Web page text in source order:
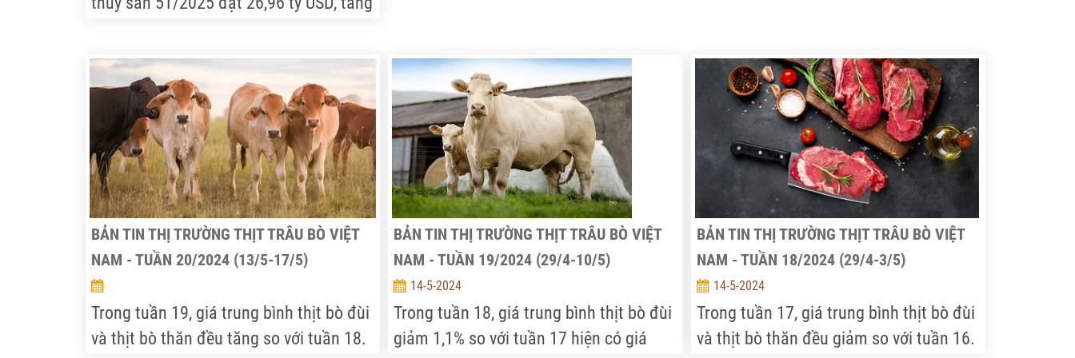
Sổ tay Nông nghiệp, tháng 5/2025
thịt bò Việt Nam có biến động nhẹ tại
siêu thị Go và ổn định tại các siêu thị
khác, mức giá bán thịt bò Úc vẫn duy trì
ổn định tại hầu hết các siêu thị.
BẢN TIN THỊ TRƯỜNG THỊT TRÂU BÒ VIỆT
NAM - TUẦN 20/2024 (13/5-17/5)
Trong tuần 19, giá trung bình thịt bò đùi
và thịt bò thăn đều tăng so với tuần 18.
BẢN TIN THỊ TRƯỜNG THỊT TRÂU BÒ VIỆT
NAM - TUẦN 19/2024 (29/4-10/5)
14-5-2024
Trong tuần 18, giá trung bình thịt bò đùi
giảm 1,1% so với tuần 17 hiện có giá
BẢN TIN THỊ TRƯỜNG THỊT TRÂU BÒ VIỆT
NAM - TUẦN 18/2024 (29/4-3/5)
14-5-2024
Trong tuần 17, giá trung bình thịt bò đùi
và thịt bò thăn đều giảm so với tuần 16.